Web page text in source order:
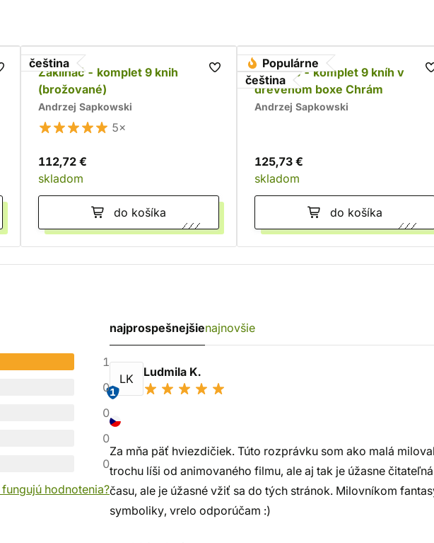
čeština
Zaklínač - komplet 9 knih
(brožované)
Andrzej Sapkowski
5×
112,72 €
skladom
do košíka
Populárne
čeština
Zaklínač - komplet 9 kníh v
drevenom boxe Chrám
Andrzej Sapkowski
125,73 €
skladom
do košíka
1
0
0
0
0
hodnotenia?
najprospešnejšienajnovšie
LK
1
Ludmila K.
Za mňa päť hviezdičiek. Túto rozprávku som ako malá
trochu líši od animovaného filmu, ale aj tak je úžasne
času, ale je úžasné vžiť sa do tých stránok. Milovníkom
symboliky, vrelo odporúčam :)